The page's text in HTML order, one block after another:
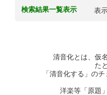
検索結果一覧表示 表
清音化とは、仮
た
「清音化する」の
洋楽等「原題